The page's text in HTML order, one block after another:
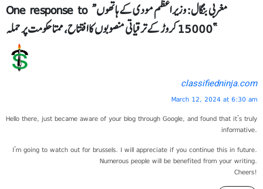
One response to “مغربی بنگال: وزیر اعظم مودی کے ہاتھوں
15000 کروڑ کے ترقیاتی منصوبوں کا افتتاح، ممتا حکومت پر حملہ”
classifiedninja.com
March 12, 2024 at 6:30 am
Hello there, just became aware of your blog through Google, and found that it’s truly
informative.
I’m going to watch out for brussels. I will appreciate if you continue this in future.
Numerous people will be benefited from your writing.
Cheers!